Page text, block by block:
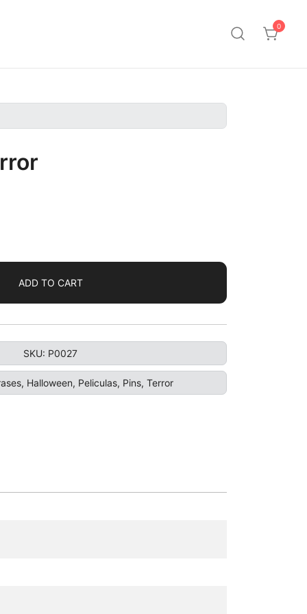
0
ADD TO CART
SKU: P0027
, Halloween, Peliculas, Pins, Terror